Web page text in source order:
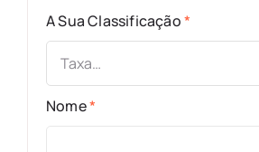
A Sua Classificação*
Nome*